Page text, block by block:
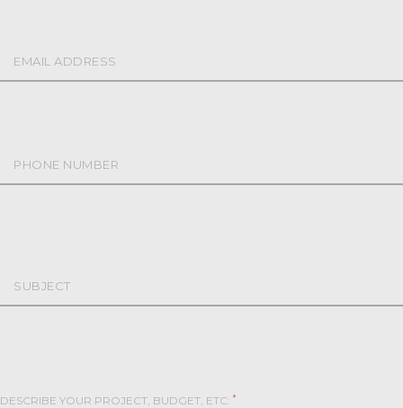
DESCRIBE YOUR PROJECT, BUDGET, ETC: *